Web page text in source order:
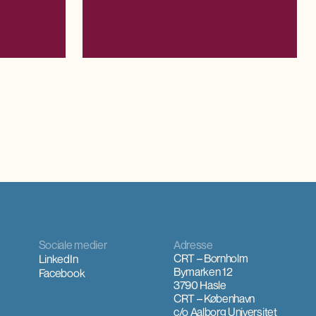
Sociale medier
LinkedIn
Facebook
Adresse
CRT – Bornholm
Bymarken 12
3790 Hasle
CRT – København
c/o Aalborg Universitet